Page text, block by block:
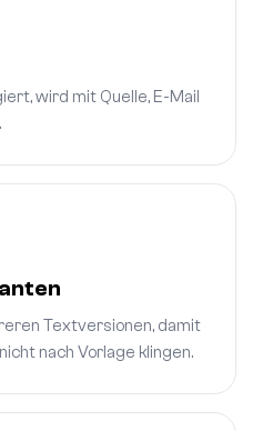
wird mit Quelle, E-Mail
Textversionen, damit
nach Vorlage klingen.